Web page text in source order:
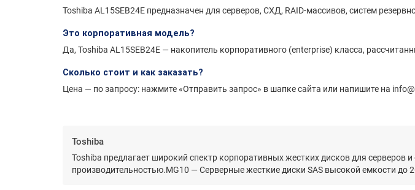
Toshiba AL15SEB24E предназначен для серверов, СХД, RAID-массивов, систем
Это корпоративная модель?
Да, Toshiba AL15SEB24E — накопитель корпоративного (enterprise) класса,
Сколько стоит и как заказать?
Цена — по запросу: нажмите «Отправить запрос» в шапке сайта или напишите на
Toshiba
Toshiba предлагает широкий спектр корпоративных жестких дисков для
производительностью.MG10 — Серверные жесткие диски SAS высокой емкости